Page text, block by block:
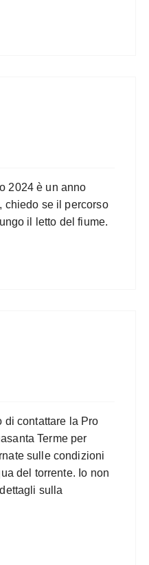
2024 è un anno
chiedo se il percorso
il letto del fiume.
di contattare la Pro
Terme per
sulle condizioni
del torrente. Io non
sulla